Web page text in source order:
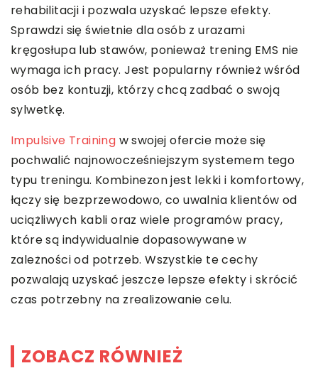
rehabilitacji i pozwala uzyskać lepsze efekty.
Sprawdzi się świetnie dla osób z urazami
kręgosłupa lub stawów, ponieważ trening EMS nie
wymaga ich pracy. Jest popularny również wśród
osób bez kontuzji, którzy chcą zadbać o swoją
sylwetkę.
Impulsive Training w swojej ofercie może się
pochwalić najnowocześniejszym systemem tego
typu treningu. Kombinezon jest lekki i komfortowy,
łączy się bezprzewodowo, co uwalnia klientów od
uciążliwych kabli oraz wiele programów pracy,
które są indywidualnie dopasowywane w
zależności od potrzeb. Wszystkie te cechy
pozwalają uzyskać jeszcze lepsze efekty i skrócić
czas potrzebny na zrealizowanie celu.
ZOBACZ RÓWNIEŻ